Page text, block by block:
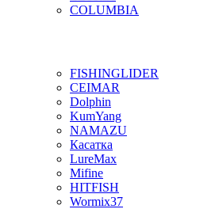
COLUMBIA
FISHINGLIDER
CEIMAR
Dolphin
KumYang
NAMAZU
Касатка
LureMax
Mifine
HITFISH
Wormix37